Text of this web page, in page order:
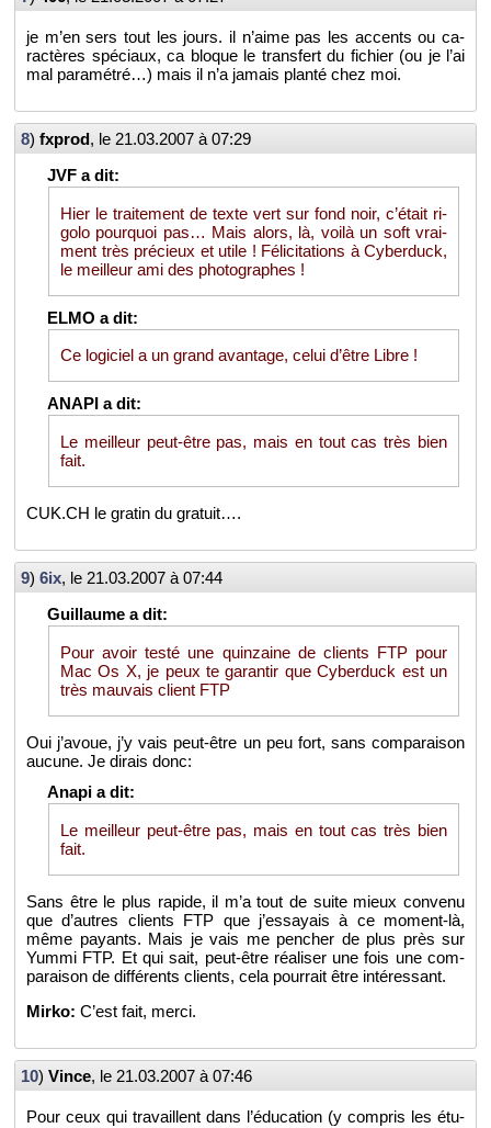
je m’en sers tout les jours. il n’aime pas les ac­cents ou ca­
rac­tères spé­ciaux, ca bloque le trans­fert du fi­chier (ou je l’ai
mal pa­ra­mé­tré…) mais il n’a ja­mais planté chez moi.
8) fx­prod, le 21.03.2007 à 07:29
Hier le trai­te­ment de texte vert sur fond noir, c’était ri­
golo pour­quoi pas… Mais alors, là, voilà un soft vrai­
ment très pré­cieux et utile ! Fé­li­ci­ta­tions à Cy­ber­duck,
le meilleur ami des pho­to­graphes !
Ce lo­gi­ciel a un grand avan­tage, celui d’être Libre !
Le meilleur peut-être pas, mais en tout cas très bien
fait.
CUK.​CH le gra­tin du gra­tuit….
9) 6ix, le 21.03.2007 à 07:44
Pour avoir testé une quin­zaine de clients FTP pour
Mac Os X, je peux te ga­ran­tir que Cy­ber­duck est un
très mau­vais client FTP
Oui j’avoue, j’y vais peut-être un peu fort, sans com­pa­rai­son
au­cune. Je di­rais donc:
Le meilleur peut-être pas, mais en tout cas très bien
fait.
Sans être le plus ra­pide, il m’a tout de suite mieux convenu
que d’autres clients FTP que j’es­sayais à ce mo­ment-là,
même payants. Mais je vais me pen­cher de plus près sur
Yummi FTP. Et qui sait, peut-être réa­li­ser une fois une com­
pa­rai­son de dif­fé­rents clients, cela pour­rait être in­té­res­sant.
Mirko: C’est fait, merci.
10) Vince, le 21.03.2007 à 07:46
Pour ceux qui tra­vaillent dans l’édu­ca­tion (y com­pris les étu­